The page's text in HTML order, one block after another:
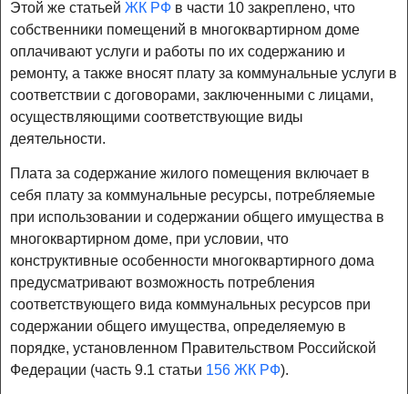
Этой же статьей ЖК РФ в части 10 закреплено, что
собственники помещений в многоквартирном доме
оплачивают услуги и работы по их содержанию и
ремонту, а также вносят плату за коммунальные услуги в
соответствии с договорами, заключенными с лицами,
осуществляющими соответствующие виды
деятельности.
Плата за содержание жилого помещения включает в
себя плату за коммунальные ресурсы, потребляемые
при использовании и содержании общего имущества в
многоквартирном доме, при условии, что
конструктивные особенности многоквартирного дома
предусматривают возможность потребления
соответствующего вида коммунальных ресурсов при
содержании общего имущества, определяемую в
порядке, установленном Правительством Российской
Федерации (часть 9.1 статьи 156 ЖК РФ).